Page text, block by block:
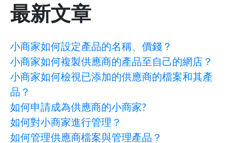
最新文章
小商家如何設定產品的名稱、價錢？
小商家如何複製供應商的產品至自己的網店？
小商家如何檢視已添加的供應商的檔案和其產
品？
如何申請成為供應商的小商家?
如何對小商家進行管理？
如何管理供應商檔案與管理產品？